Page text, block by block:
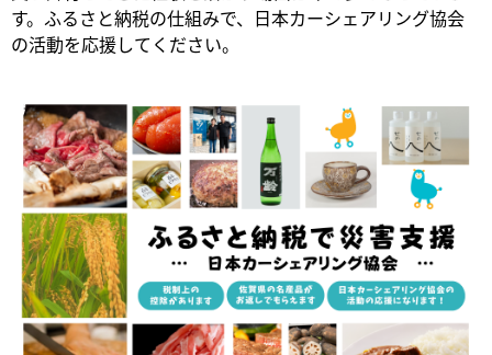
す。ふるさと納税の仕組みで、日本カーシェアリング協会
の活動を応援してください。